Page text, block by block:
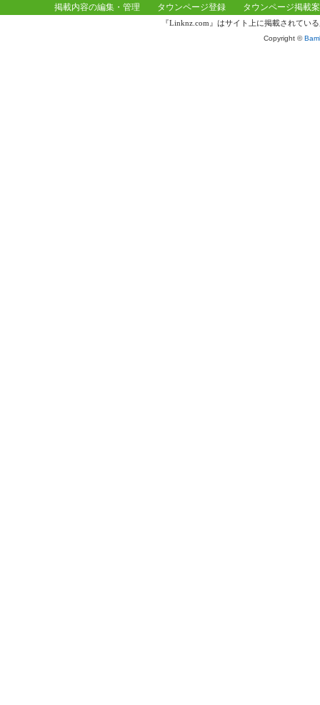
掲載内容の編集・管理 タウンページ登録 タウンページ掲載
『Linknz.com』はサイト上に掲載されてい
Copyright ©